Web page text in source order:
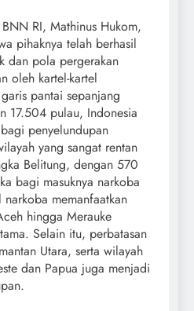
RI, Mathinus Hukom,
pihaknya telah berhasil
dan pola pergerakan
oleh kartel-kartel
pantai sepanjang
17.504 pulau, Indonesia
penyelundupan
yang sangat rentan
Belitung, dengan 570
bagi masuknya narkoba
memanfaatkan
hingga Merauke
Selain itu, perbatasan
Utara, serta wilayah
dan Papua juga menjadi